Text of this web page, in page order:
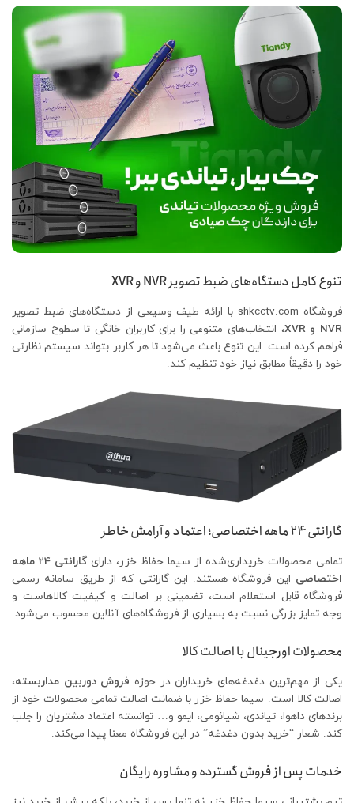
تنوع کامل دستگاه‌های ضبط تصویر NVR و XVR
فروشگاه shkcctv.com با ارائه طیف وسیعی از دستگاه‌های ضبط تصویر
NVR و XVR
، انتخاب‌های متنوعی را برای کاربران خانگی تا سطوح سازمانی
فراهم کرده است. این تنوع باعث می‌شود تا هر کاربر بتواند سیستم نظارتی
خود را دقیقاً مطابق نیاز خود تنظیم کند.
گارانتی 24 ماهه اختصاصی؛ اعتماد و آرامش خاطر
تمامی محصولات خریداری‌شده از سیما حفاظ خزر، دارای
گارانتی 24 ماهه
اختصاصی این فروشگاه هستند. این گارانتی که از طریق سامانه رسمی
فروشگاه قابل استعلام است، تضمینی بر اصالت و کیفیت کالاهاست و
وجه تمایز بزرگی نسبت به بسیاری از فروشگاه‌های آنلاین محسوب می‌شود.
محصولات اورجینال با اصالت کالا
یکی از مهم‌ترین دغدغه‌های خریداران در حوزه فروش دوربین مداربسته،
اصالت کالا است. سیما حفاظ خزر با ضمانت اصالت تمامی محصولات خود از
برندهای داهوا، تیاندی، شیائومی، ایمو و… توانسته اعتماد مشتریان را جلب
کند. شعار “خرید بدون دغدغه” در این فروشگاه معنا پیدا می‌کند.
خدمات پس از فروش گسترده و مشاوره رایگان